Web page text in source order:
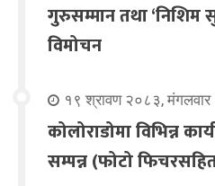
गुरुसम्मान तथा ‘निशिम
विमोचन
१९ श्रावण २०८३, मंगलवार
कोलोराडोमा विभिन्न
सम्पन्न (फोटो